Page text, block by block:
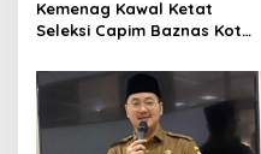
Kemenag Kawal Ketat
Seleksi Capim Baznas Kota
Komisioner Baznas
Berintegritas